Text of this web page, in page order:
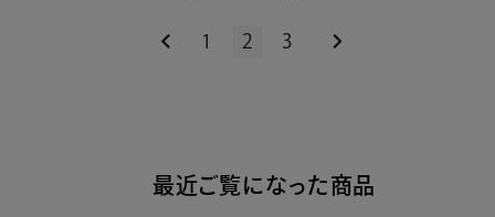
1 2 3
最近ご覧になった商品